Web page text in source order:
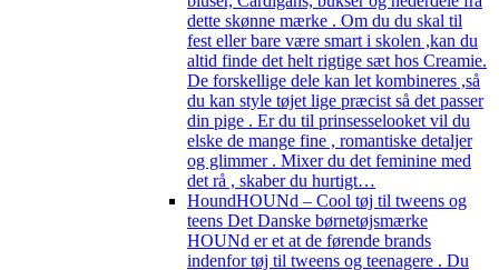
dette skønne mærke . Om du du skal til
fest eller bare være smart i skolen ,kan du
altid finde det helt rigtige sæt hos Creamie.
De forskellige dele kan let kombineres ,så
du kan style tøjet lige præcist så det passer
din pige . Er du til prinsesselooket vil du
elske de mange fine , romantiske detaljer
og glimmer . Mixer du det feminine med
det rå , skaber du hurtigt…
HoundHOUNd – Cool tøj til tweens og
teens Det Danske børnetøjsmærke
HOUNd er et at de førende brands
indenfor tøj til tweens og teenagere . Du